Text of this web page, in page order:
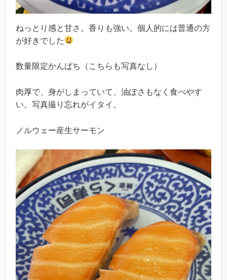
ねっとり感と甘さ。香りも強い。個人的には普通の方
が好きでした
数量限定かんぱち（こちらも写真なし）
肉厚で、身がしまっていて、油ぽさもなく食べやす
い。写真撮り忘れがイタイ。
ノルウェー産生サーモン